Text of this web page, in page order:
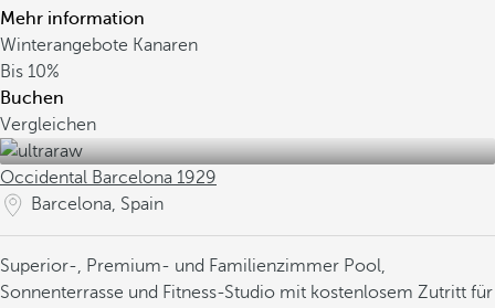
Mehr information
Winterangebote Kanaren
Bis 10%
Buchen
Vergleichen
Occidental Barcelona 1929
Barcelona, Spain
Superior-, Premium- und Familienzimmer Pool,
Sonnenterrasse und Fitness-Studio mit kostenlosem Zutritt für